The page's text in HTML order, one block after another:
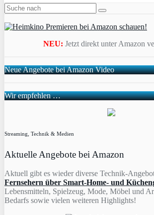
NEU: Jetzt direkt unter Amazon
Neue Angebote bei Amazon Video
Wir empfehlen …
Streaming, Technik & Medien
Aktuelle Angebote bei Amazon
Aktuell gibt es wieder diverse Technik-
Fernsehern über Smart-Home- und
Lebensmitteln, Spielzeug, Mode, Möbel und
Bedarfs sowie vielen weiteren Highlights!